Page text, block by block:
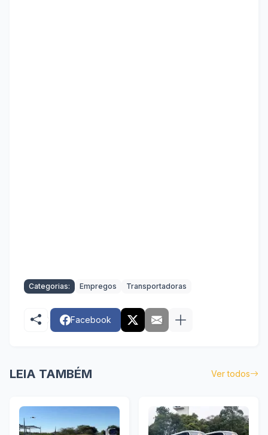
Categorias: Empregos Transportadoras
Facebook
LEIA TAMBÉM Ver todos